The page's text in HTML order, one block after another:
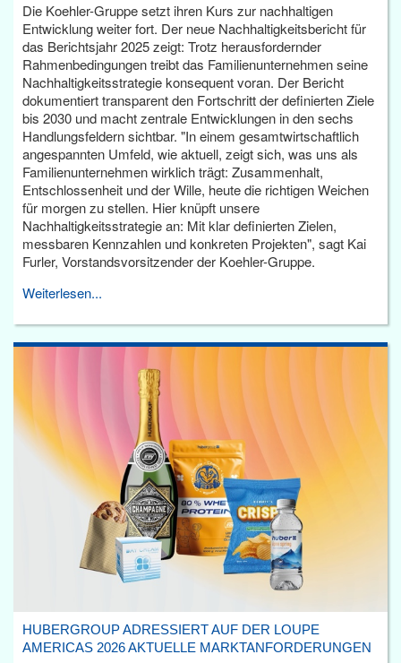
Die Koehler-Gruppe setzt ihren Kurs zur nachhaltigen
Entwicklung weiter fort. Der neue Nachhaltigkeitsbericht für
das Berichtsjahr 2025 zeigt: Trotz herausfordernder
Rahmenbedingungen treibt das Familienunternehmen seine
Nachhaltigkeitsstrategie konsequent voran. Der Bericht
dokumentiert transparent den Fortschritt der definierten Ziele
bis 2030 und macht zentrale Entwicklungen in den sechs
Handlungsfeldern sichtbar. "In einem gesamtwirtschaftlich
angespannten Umfeld, wie aktuell, zeigt sich, was uns als
Familienunternehmen wirklich trägt: Zusammenhalt,
Entschlossenheit und der Wille, heute die richtigen Weichen
für morgen zu stellen. Hier knüpft unsere
Nachhaltigkeitsstrategie an: Mit klar definierten Zielen,
messbaren Kennzahlen und konkreten Projekten", sagt Kai
Furler, Vorstandsvorsitzender der Koehler-Gruppe.
Weiterlesen...
HUBERGROUP ADRESSIERT AUF DER LOUPE
AMERICAS 2026 AKTUELLE MARKTANFORDERUNGEN